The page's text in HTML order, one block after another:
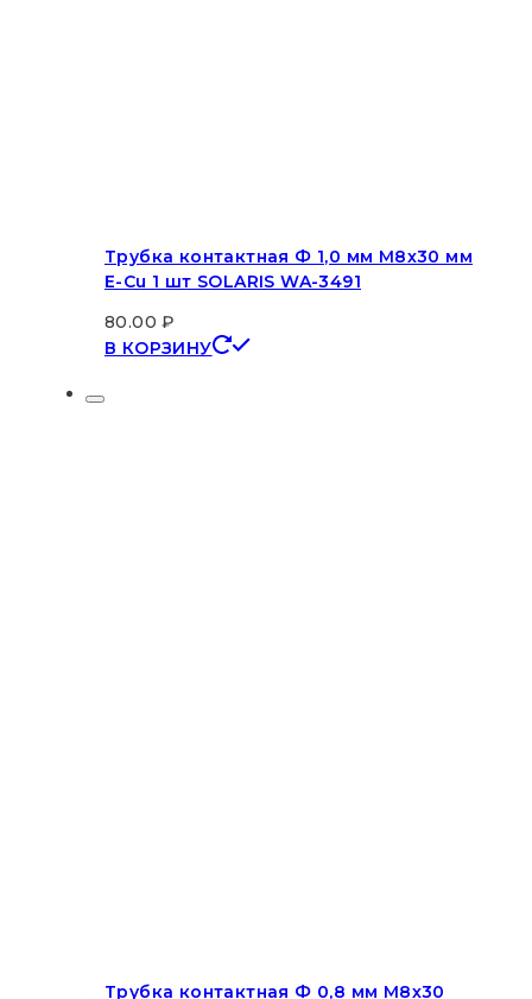
Трубка контактная Ф 1,0 мм M8х30 мм
E-Cu 1 шт SOLARIS WA-3491
80.00₽
В КОРЗИНУ
Трубка контактная Ф 0,8 мм M8х30